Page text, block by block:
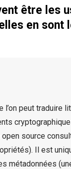
être les
en sont
l’on peut traduire
open source
Il est
métadonnées